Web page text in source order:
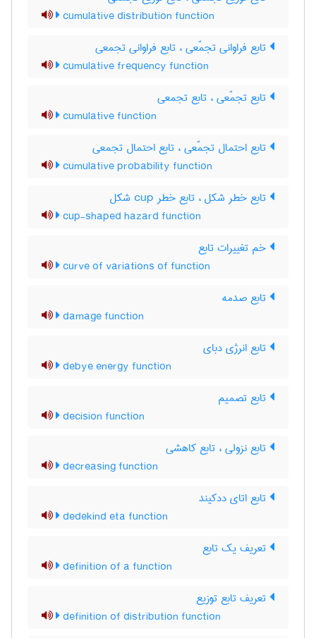
cumulative distribution function
تابع فراوانی تجمّعی ، تابع فراوانی تجمعی
cumulative frequency function
تابع تجمّعی ، تابع تجمعی
cumulative function
تابع احتمال تجمّعی ، تابع احتمال تجمعی
cumulative probability function
تابع خطر شکل ، تابع خطر ‌c‌u‌p شکل
cup-shaped hazard function
خم تغییرات تابع
curve of variations of function
تابع صدمه
damage function
تابع انرژی دبای
debye energy function
تابع تصمیم
decision function
تابع نزولی ، تابع کاهشی
decreasing function
تابع اتای ددکیند
dedekind eta function
تعریف یک تابع
definition of a function
تعریف تابع توزیع
definition of distribution function